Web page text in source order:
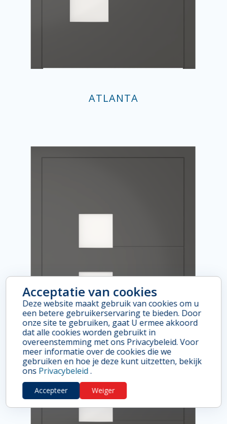
ATLANTA
Acceptatie van cookies
Deze website maakt gebruik van cookies om u
een betere gebruikerservaring te bieden. Door
onze site te gebruiken, gaat U ermee akkoord
dat alle cookies worden gebruikt in
overeenstemming met ons Privacybeleid. Voor
meer informatie over de cookies die we
gebruiken en hoe je deze kunt uitzetten, bekijk
ons Privacybeleid.
Accepteer Weiger